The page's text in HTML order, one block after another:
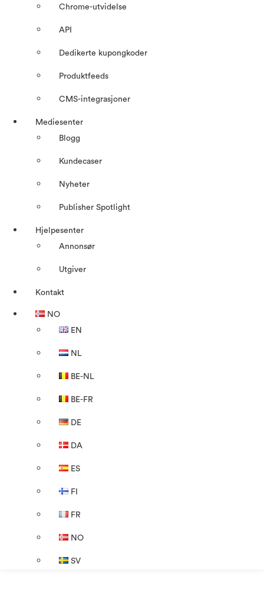
Chrome-utvidelse
API
Dedikerte kupongkoder
Produktfeeds
CMS-integrasjoner
Mediesenter
Blogg
Kundecaser
Nyheter
Publisher Spotlight
Hjelpesenter
Annonsør
Utgiver
Kontakt
NO
EN
NL
BE-NL
BE-FR
DE
DA
ES
FI
FR
NO
SV